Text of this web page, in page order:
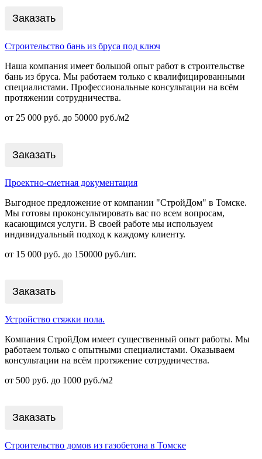
Заказать
Строительство бань из бруса под ключ
Наша компания имеет большой опыт работ в строительстве
бань из бруса. Мы работаем только с квалифицированными
специалистами. Профессиональные консультации на всём
протяжении сотрудничества.
от 25 000 руб. до 50000 руб./м2
Заказать
Проектно-сметная документация
Выгодное предложение от компании "СтройДом" в Томске.
Мы готовы проконсультировать вас по всем вопросам,
касающимся услуги. В своей работе мы используем
индивидуальный подход к каждому клиенту.
от 15 000 руб. до 150000 руб./шт.
Заказать
Устройство стяжки пола.
Компания СтройДом имеет существенный опыт работы. Мы
работаем только с опытными специалистами. Оказываем
консультации на всём протяжение сотрудничества.
от 500 руб. до 1000 руб./м2
Заказать
Строительство домов из газобетона в Томске